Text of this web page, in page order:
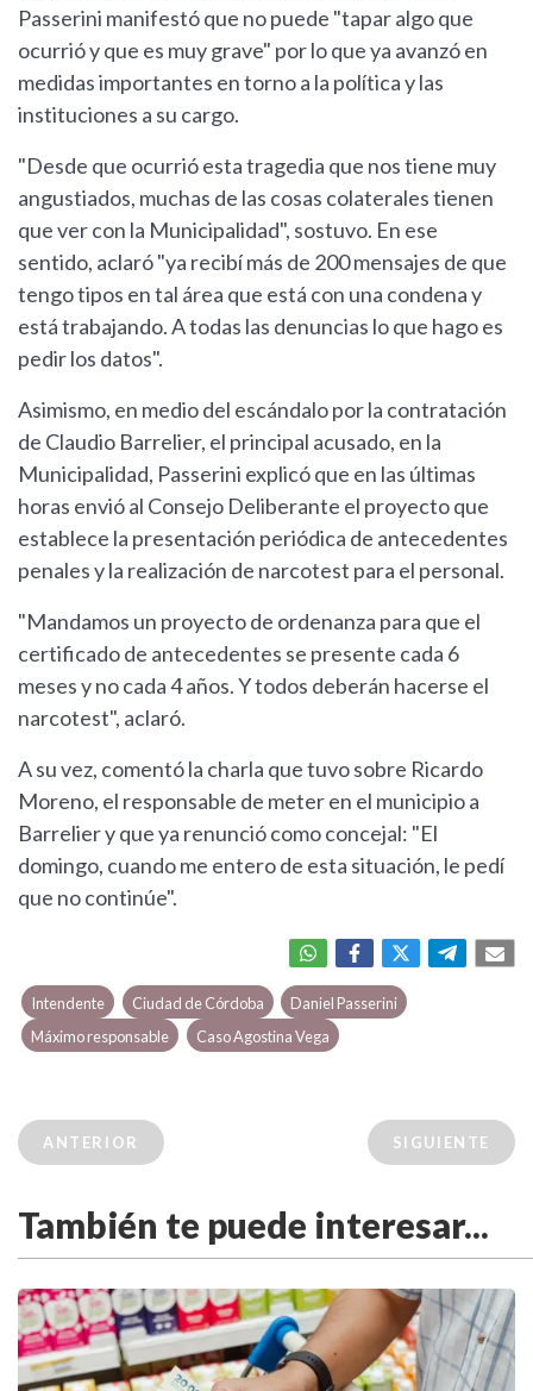
Passerini manifestó que no puede "tapar algo que
ocurrió y que es muy grave" por lo que ya avanzó en
medidas importantes en torno a la política y las
instituciones a su cargo.
"Desde que ocurrió esta tragedia que nos tiene muy
angustiados, muchas de las cosas colaterales tienen
que ver con la Municipalidad", sostuvo. En ese
sentido, aclaró "ya recibí más de 200 mensajes de que
tengo tipos en tal área que está con una condena y
está trabajando. A todas las denuncias lo que hago es
pedir los datos".
Asimismo, en medio del escándalo por la contratación
de Claudio Barrelier, el principal acusado, en la
Municipalidad, Passerini explicó que en las últimas
horas envió al Consejo Deliberante el proyecto que
establece la presentación periódica de antecedentes
penales y la realización de narcotest para el personal.
"Mandamos un proyecto de ordenanza para que el
certificado de antecedentes se presente cada 6
meses y no cada 4 años. Y todos deberán hacerse el
narcotest", aclaró.
A su vez, comentó la charla que tuvo sobre Ricardo
Moreno, el responsable de meter en el municipio a
Barrelier y que ya renunció como concejal: "El
domingo, cuando me entero de esta situación, le pedí
que no continúe".
Intendente Ciudad de Córdoba
Daniel Passerini
Máximo responsable
Caso Agostina Vega
ANTERIOR SIGUIENTE
También te puede interesar...